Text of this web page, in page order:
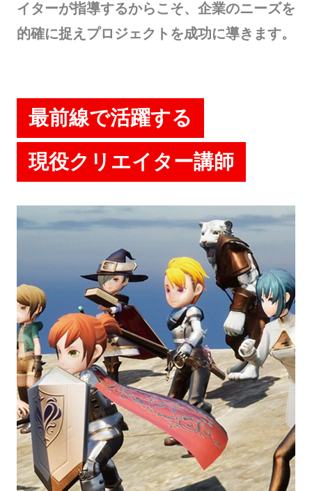
イターが指導するからこそ、企業のニーズを
的確に捉えプロジェクトを成功に導きます。
最前線で活躍する
現役クリエイター講師